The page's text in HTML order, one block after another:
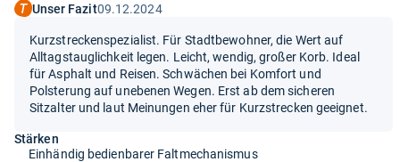
Unser Fazit09.12.2024
Kurzstreckenspezialist. Für Stadtbewohner, die Wert auf
Alltagstauglichkeit legen. Leicht, wendig, großer Korb. Ideal
für Asphalt und Reisen. Schwächen bei Komfort und
Polsterung auf unebenen Wegen. Erst ab dem sicheren
Sitzalter und laut Meinungen eher für Kurzstrecken geeignet.
Stärken
Einhändig bedienbarer Faltmechanismus